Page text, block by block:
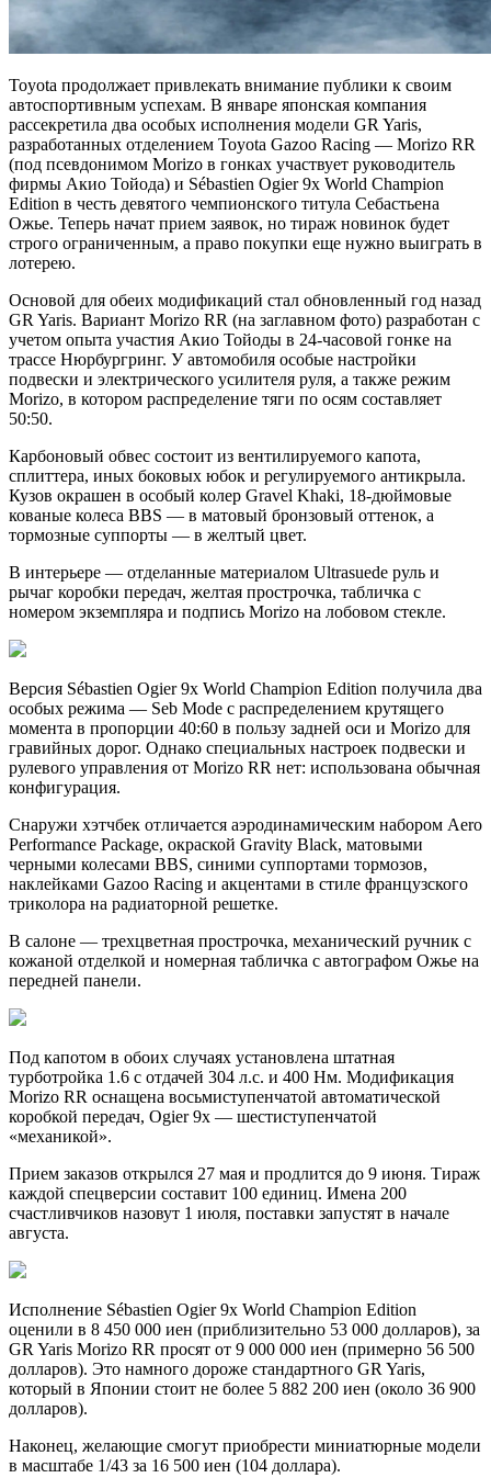
Toyota продолжает привлекать внимание публики к своим
автоспортивным успехам. В январе японская компания
рассекретила два особых исполнения модели GR Yaris,
разработанных отделением Toyota Gazoo Racing — Morizo RR
(под псевдонимом Morizo в гонках участвует руководитель
фирмы Акио Тойода) и Sébastien Ogier 9x World Champion
Edition в честь девятого чемпионского титула Себастьена
Ожье. Теперь начат прием заявок, но тираж новинок будет
строго ограниченным, а право покупки еще нужно выиграть в
лотерею.
Основой для обеих модификаций стал обновленный год назад
GR Yaris. Вариант Morizo RR (на заглавном фото) разработан с
учетом опыта участия Акио Тойоды в 24-часовой гонке на
трассе Нюрбургринг. У автомобиля особые настройки
подвески и электрического усилителя руля, а также режим
Morizo, в котором распределение тяги по осям составляет
50:50.
Карбоновый обвес состоит из вентилируемого капота,
сплиттера, иных боковых юбок и регулируемого антикрыла.
Кузов окрашен в особый колер Gravel Khaki, 18-дюймовые
кованые колеса BBS — в матовый бронзовый оттенок, а
тормозные суппорты — в желтый цвет.
В интерьере — отделанные материалом Ultrasuede руль и
рычаг коробки передач, желтая прострочка, табличка с
номером экземпляра и подпись Morizo на лобовом стекле.
Версия Sébastien Ogier 9x World Champion Edition получила два
особых режима — Seb Mode с распределением крутящего
момента в пропорции 40:60 в пользу задней оси и Morizo для
гравийных дорог. Однако специальных настроек подвески и
рулевого управления от Morizo RR нет: использована обычная
конфигурация.
Снаружи хэтчбек отличается аэродинамическим набором Aero
Performance Package, окраской Gravity Black, матовыми
черными колесами BBS, синими суппортами тормозов,
наклейками Gazoo Racing и акцентами в стиле французского
триколора на радиаторной решетке.
В салоне — трехцветная прострочка, механический ручник с
кожаной отделкой и номерная табличка с автографом Ожье на
передней панели.
Под капотом в обоих случаях установлена штатная
турботройка 1.6 с отдачей 304 л.с. и 400 Нм. Модификация
Morizo RR оснащена восьмиступенчатой автоматической
коробкой передач, Ogier 9x — шестиступенчатой
«механикой».
Прием заказов открылся 27 мая и продлится до 9 июня. Тираж
каждой спецверсии составит 100 единиц. Имена 200
счастливчиков назовут 1 июля, поставки запустят в начале
августа.
Исполнение Sébastien Ogier 9x World Champion Edition
оценили в 8 450 000 иен (приблизительно 53 000 долларов), за
GR Yaris Morizo RR просят от 9 000 000 иен (примерно 56 500
долларов). Это намного дороже стандартного GR Yaris,
который в Японии стоит не более 5 882 200 иен (около 36 900
долларов).
Наконец, желающие смогут приобрести миниатюрные модели
в масштабе 1/43 за 16 500 иен (104 доллара).